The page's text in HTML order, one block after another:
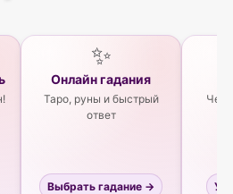
✨
Онлайн гадания
Таро, руны и быстрый
ответ
Выбрать гадание →